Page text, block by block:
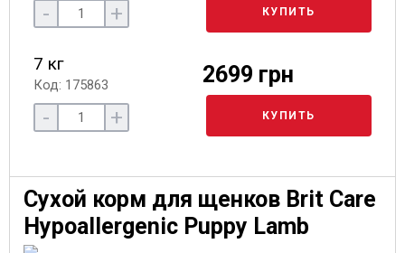
- + КУПИТЬ
7 кг
Код: 175863 2699 грн
- + КУПИТЬ
Сухой корм для щенков Brit Care
Hypoallergenic Puppy Lamb